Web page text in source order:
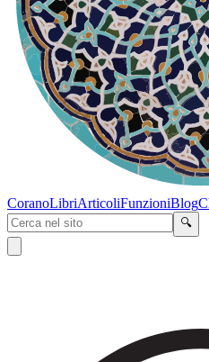
CoranoLibriArticoliFunzioniBlog
🔍